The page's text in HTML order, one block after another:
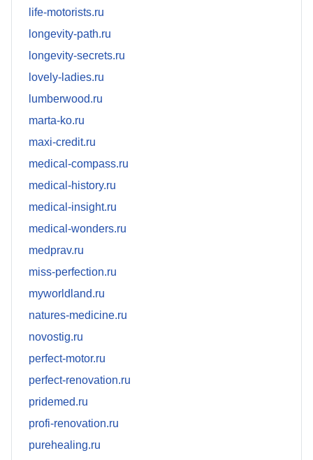
life-motorists.ru
longevity-path.ru
longevity-secrets.ru
lovely-ladies.ru
lumberwood.ru
marta-ko.ru
maxi-credit.ru
medical-compass.ru
medical-history.ru
medical-insight.ru
medical-wonders.ru
medprav.ru
miss-perfection.ru
myworldland.ru
natures-medicine.ru
novostig.ru
perfect-motor.ru
perfect-renovation.ru
pridemed.ru
profi-renovation.ru
purehealing.ru